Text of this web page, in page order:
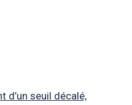
d’un seuil décalé,